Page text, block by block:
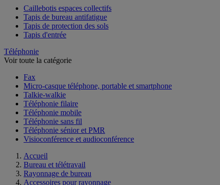
Caillebotis espaces collectifs
Tapis de bureau antifatigue
Tapis de protection des sols
Tapis d'entrée
Téléphonie
Voir toute la catégorie
Fax
Micro-casque téléphone, portable et smartphone
Talkie-walkie
Téléphonie filaire
Téléphonie mobile
Téléphonie sans fil
Téléphonie sénior et PMR
Visioconférence et audioconférence
Accueil
Bureau et télétravail
Rayonnage de bureau
Accessoires pour rayonnage